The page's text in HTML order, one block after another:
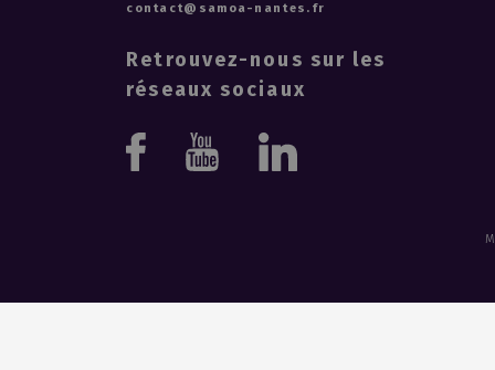
contact@samoa-nantes.fr
Retrouvez-nous sur les
réseaux sociaux
Youtube